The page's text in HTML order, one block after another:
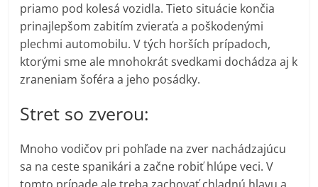
priamo pod kolesá vozidla. Tieto situácie končia
prinajlepšom zabitím zvieraťa a poškodenými
plechmi automobilu. V tých horších prípadoch,
ktorými sme ale mnohokrát svedkami dochádza aj k
zraneniam šoféra a jeho posádky.
Stret so zverou:
Mnoho vodičov pri pohľade na zver nachádzajúcu
sa na ceste spanikári a začne robiť hlúpe veci. V